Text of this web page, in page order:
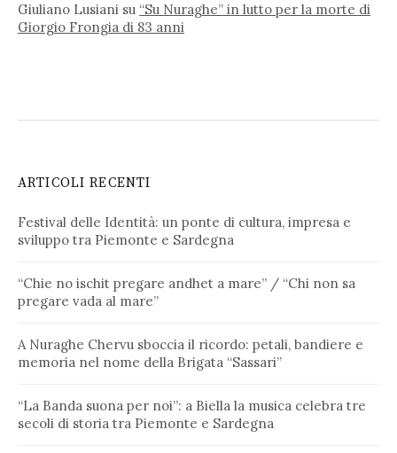
Giuliano Lusiani su “Su Nuraghe” in lutto per la morte di
Giorgio Frongia di 83 anni
ARTICOLI RECENTI
Festival delle Identità: un ponte di cultura, impresa e
sviluppo tra Piemonte e Sardegna
“Chie no ischit pregare andhet a mare” / “Chi non sa
pregare vada al mare”
A Nuraghe Chervu sboccia il ricordo: petali, bandiere e
memoria nel nome della Brigata “Sassari”
“La Banda suona per noi”: a Biella la musica celebra tre
secoli di storia tra Piemonte e Sardegna